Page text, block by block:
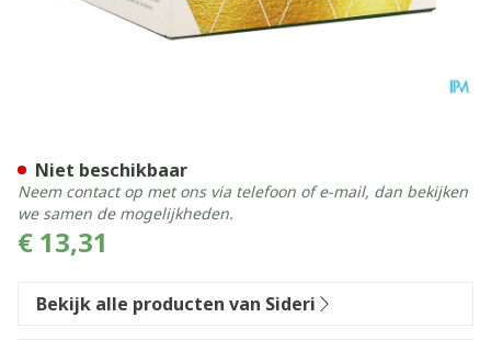
€ 13,31
Niet beschikbaar
Neem contact op met ons via telefoon of e-mail, dan bekijken
we samen de mogelijkheden.
Bekijk alle producten van Sideri